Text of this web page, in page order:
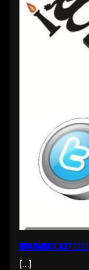
iguanarock w37 2025
[…]